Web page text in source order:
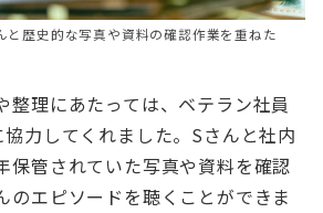
と歴史的な写真や資料の確認作業を重ねた
整理にあたっては、ベテラン社員
力してくれました。Sさんと社内
保管されていた写真や資料を確認
のエピソードを聴くことができま